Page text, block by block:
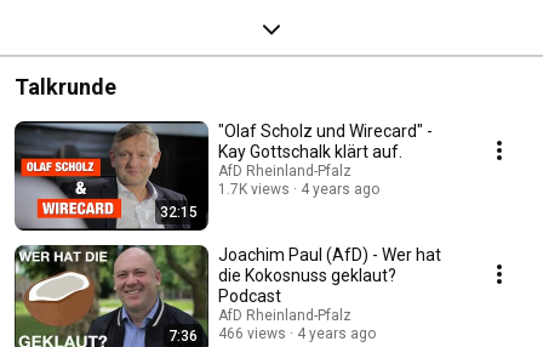
Talkrunde
32:15
"Olaf Scholz und Wirecard" -
Kay Gottschalk klärt auf.
AfD Rheinland-Pfalz
1.7K views
4 years ago
7:36
Joachim Paul (AfD) - Wer hat
die Kokosnuss geklaut?
Podcast
AfD Rheinland-Pfalz
466 views
4 years ago